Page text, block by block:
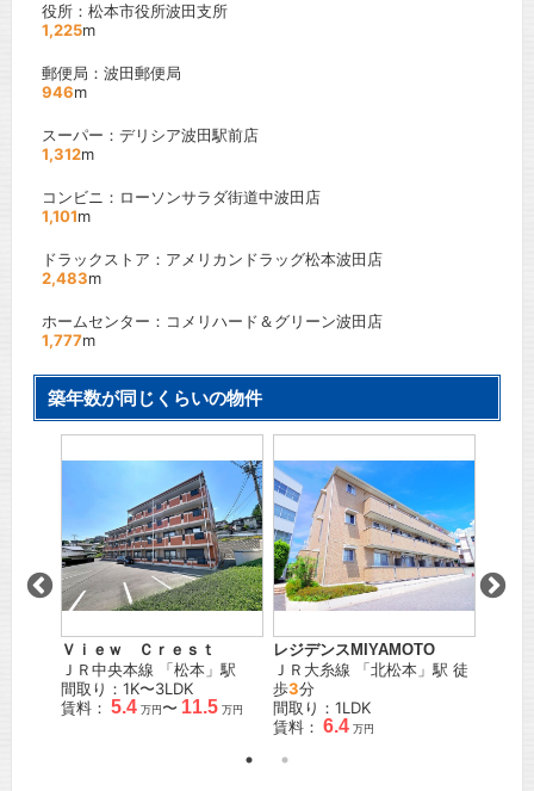
役所：松本市役所波田支所
1,225m
郵便局：波田郵便局
946m
スーパー：デリシア波田駅前店
1,312m
コンビニ：ローソンサラダ街道中波田店
1,101m
ドラックストア：アメリカンドラッグ松本波田店
2,483m
ホームセンター：コメリハード＆グリーン波田店
1,777m
築年数が同じくらいの物件
Ｖｉｅｗ Ｃｒｅｓｔ
ＪＲ中央本線 「松本 」駅
間取り：1K〜3LDK
賃料： 5.4 万円〜 11.5 万円
レジデンスMIYAMOTO
ＪＲ大糸線 「北松本 」駅 徒
歩3分
間取り：1LDK
賃料： 6.4 万円